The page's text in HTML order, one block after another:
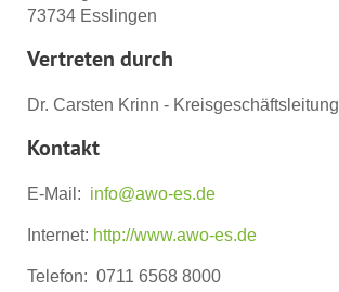
73734 Esslingen
Vertreten durch
Dr. Carsten Krinn - Kreisgeschäftsleitung
Kontakt
E-Mail: info@awo-es.de
Internet: http://www.awo-es.de
Telefon: 0711 6568 8000